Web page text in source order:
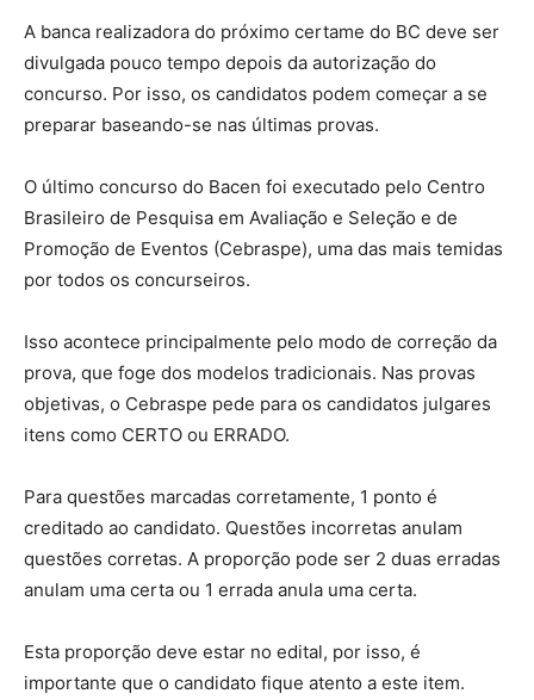
A banca realizadora do próximo certame do BC deve ser
divulgada pouco tempo depois da autorização do
concurso. Por isso, os candidatos podem começar a se
preparar baseando-se nas últimas provas.
O último concurso do Bacen foi executado pelo Centro
Brasileiro de Pesquisa em Avaliação e Seleção e de
Promoção de Eventos (Cebraspe), uma das mais temidas
por todos os concurseiros.
Isso acontece principalmente pelo modo de correção da
prova, que foge dos modelos tradicionais. Nas provas
objetivas, o Cebraspe pede para os candidatos julgares
itens como CERTO ou ERRADO.
Para questões marcadas corretamente, 1 ponto é
creditado ao candidato. Questões incorretas anulam
questões corretas. A proporção pode ser 2 duas erradas
anulam uma certa ou 1 errada anula uma certa.
Esta proporção deve estar no edital, por isso, é
importante que o candidato fique atento a este item.